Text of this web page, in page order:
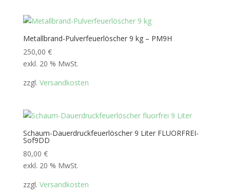
Metallbrand-Pulverfeuerlöscher 9 kg – PM9H
250,00 €
exkl. 20 % MwSt.
zzgl. Versandkosten
Schaum-Dauerdruckfeuerlöscher 9 Liter FLUORFREI-
Sof9DD
80,00 €
exkl. 20 % MwSt.
zzgl. Versandkosten